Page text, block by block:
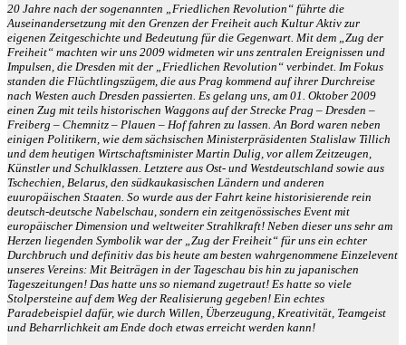
20 Jahre nach der sogenannten „Friedlichen Revolution“ führte die
Auseinandersetzung mit den Grenzen der Freiheit auch Kultur Aktiv zur
eigenen Zeitgeschichte und Bedeutung für die Gegenwart. Mit dem „Zug der
Freiheit“ machten wir uns 2009 widmeten wir uns zentralen Ereignissen und
Impulsen, die Dresden mit der „Friedlichen Revolution“ verbindet. Im Fokus
standen die Flüchtlingszügem, die aus Prag kommend auf ihrer Durchreise
nach Westen auch Dresden passierten. Es gelang uns, am 01. Oktober 2009
einen Zug mit teils historischen Waggons auf der Strecke Prag – Dresden –
Freiberg – Chemnitz – Plauen – Hof fahren zu lassen. An Bord waren neben
einigen Politikern, wie dem sächsischen Ministerpräsidenten Stalislaw Tillich
und dem heutigen Wirtschaftsminister Martin Dulig, vor allem Zeitzeugen,
Künstler und Schulklassen. Letztere aus Ost- und Westdeutschland sowie aus
Tschechien, Belarus, den südkaukasischen Ländern und anderen
euuropäischen Staaten. So wurde aus der Fahrt keine historisierende rein
deutsch-deutsche Nabelschau, sondern ein zeitgenössisches Event mit
europäischer Dimension und weltweiter Strahlkraft! Neben dieser uns sehr am
Herzen liegenden Symbolik war der „Zug der Freiheit“ für uns ein echter
Durchbruch und definitiv das bis heute am besten wahrgenommene Einzelevent
unseres Vereins: Mit Beiträgen in der Tageschau bis hin zu japanischen
Tageszeitungen! Das hatte uns so niemand zugetraut! Es hatte so viele
Stolpersteine auf dem Weg der Realisierung gegeben! Ein echtes
Paradebeispiel dafür, wie durch Willen, Überzeugung, Kreativität, Teamgeist
und Beharrlichkeit am Ende doch etwas erreicht werden kann!